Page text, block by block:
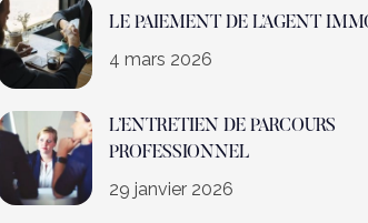
LE PAIEMENT DE L’AGENT
4 mars 2026
L’ENTRETIEN DE PARCOURS
PROFESSIONNEL
29 janvier 2026